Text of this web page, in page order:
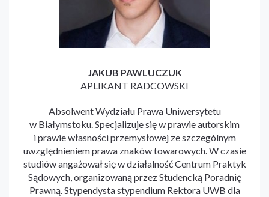
JAKUB PAWLUCZUK
APLIKANT RADCOWSKI
Absolwent Wydziału Prawa Uniwersytetu
w Białymstoku. Specjalizuje się w prawie autorskim
i prawie własności przemysłowej ze szczególnym
uwzględnieniem prawa znaków towarowych. W czasie
studiów angażował się w działalność Centrum Praktyk
Sądowych, organizowaną przez Studencką Poradnię
Prawną. Stypendysta stypendium Rektora UWB dla